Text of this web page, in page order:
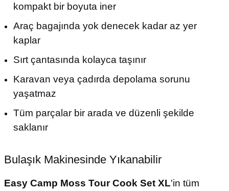
kompakt bir boyuta iner
Araç bagajında yok denecek kadar az yer
kaplar
Sırt çantasında kolayca taşınır
Karavan veya çadırda depolama sorunu
yaşatmaz
Tüm parçalar bir arada ve düzenli şekilde
saklanır
Bulaşık Makinesinde Yıkanabilir
Easy Camp Moss Tour Cook Set XL'in tüm